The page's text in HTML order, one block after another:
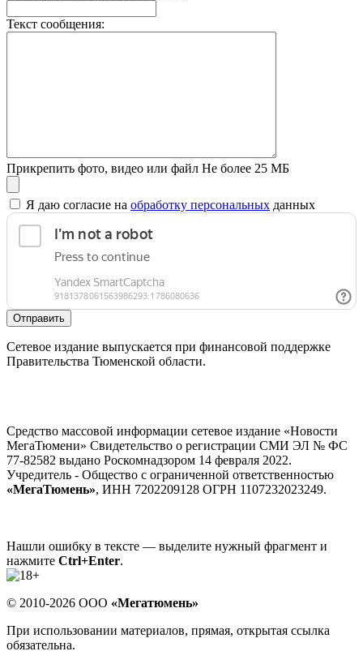
Текст сообщения:
Прикрепить фото, видео или файл Не более 25 МБ
Я даю согласие на обработку персональных данных
Отправить
Сетевое издание выпускается при финансовой поддержке
Правительства Тюменской области.
Средство массовой информации сетевое издание «Новости
МегаТюмени» Свидетельство о регистрации СМИ ЭЛ № ФС
77-82582 выдано Роскомнадзором 14 февраля 2022.
Учредитель - Общество с ограниченной ответственностью
«МегаТюмень», ИНН 7202209128 ОГРН 1107232023249.
Нашли ошибку в тексте — выделите нужный фрагмент и
нажмите Ctrl+Enter.
© 2010-2026 ООО «Мегатюмень»
При использовании материалов, прямая, открытая ссылка
обязательна.